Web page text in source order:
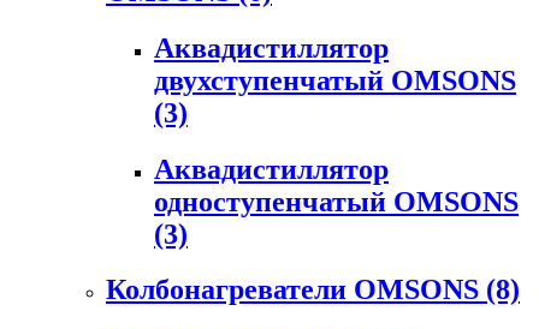
Аквадистиллятор
двухступенчатый OMSONS
(3)
Аквадистиллятор
одноступенчатый OMSONS
(3)
Колбонагреватели OMSONS (8)